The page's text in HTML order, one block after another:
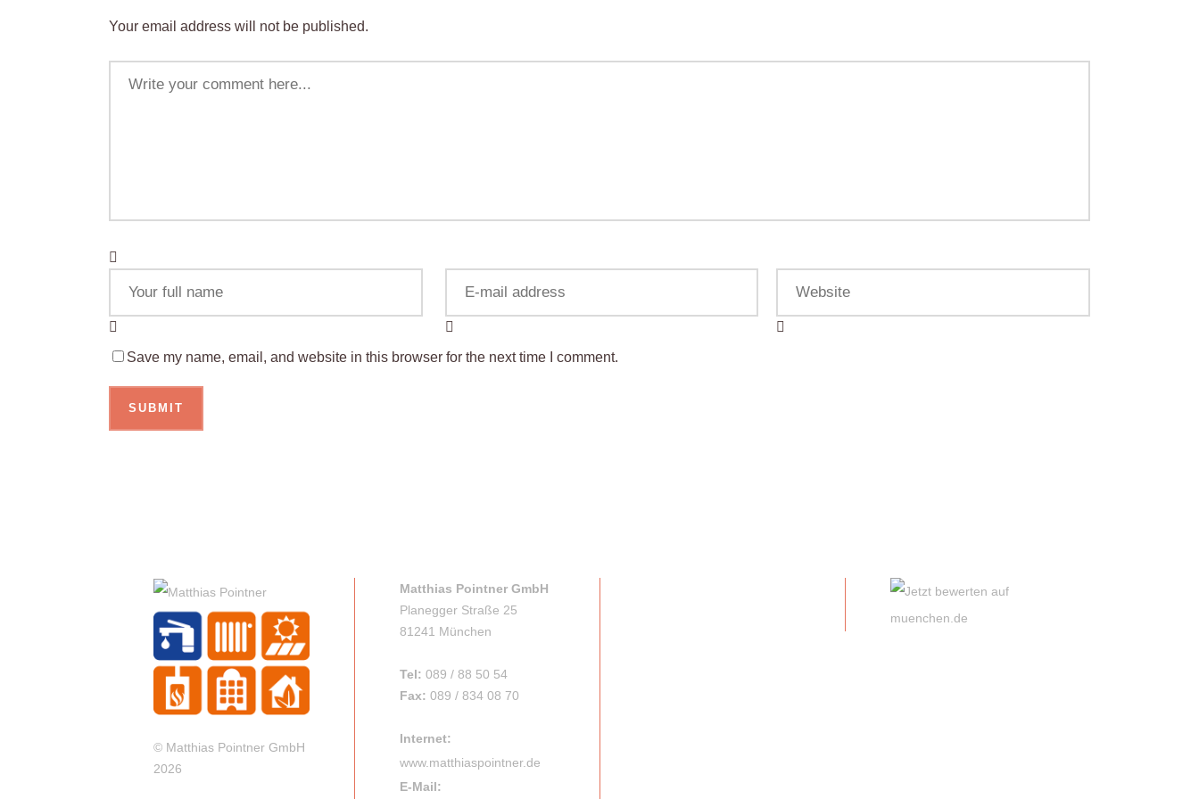
Your email address will not be published.
Save my name, email, and website in this browser for the next time I comment.
© Matthias Pointner GmbH
2026
Matthias Pointner GmbH
Planegger Straße 25
81241 München
Tel: 089 / 88 50 54
Fax: 089 / 834 08 70
Internet:
www.matthiaspointner.de
E-Mail: